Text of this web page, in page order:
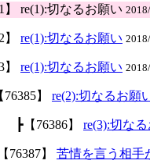
】 re(1):切なるお願い
】 re(1):切なるお願い
】 re(1):切なるお願い
76385】 re(2):切なるお願
┣【76386】 re(3):切な
76387】 苦情を言う相手